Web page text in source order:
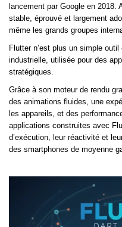
lancement par Google en 2018.
stable, éprouvé et largement
même les grands groupes
Flutter n’est plus un simple
industrielle, utilisée pour des
stratégiques.
Grâce à son moteur de rendu
des animations fluides, une
les appareils, et des
applications construites avec
d’exécution, leur réactivité et
des smartphones de moyenne